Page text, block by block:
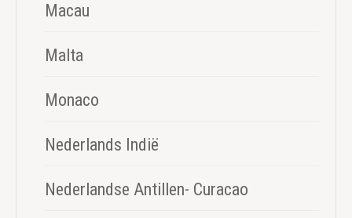
Macau
Malta
Monaco
Nederlands Indië
Nederlandse Antillen- Curacao